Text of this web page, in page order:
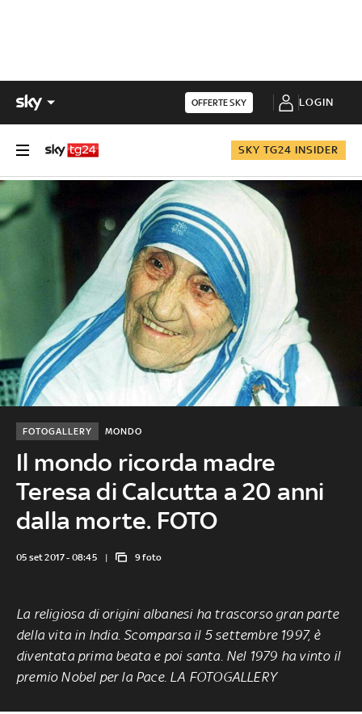
OFFERTE SKY LOGIN
SKY TG24 INSIDER
Il mondo ricorda madre
Teresa di Calcutta a 20 anni
dalla morte. FOTO
MONDO
FOTOGALLERY
05 set 2017 - 08:45 9 foto
La religiosa di origini albanesi ha trascorso gran parte
della vita in India. Scomparsa il 5 settembre 1997, è
diventata prima beata e poi santa. Nel 1979 ha vinto il
premio Nobel per la Pace. LA FOTOGALLERY